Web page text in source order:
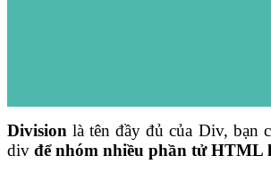
Division là tên đầy đủ của Div, bạn
div để nhóm nhiều phần tử HTML